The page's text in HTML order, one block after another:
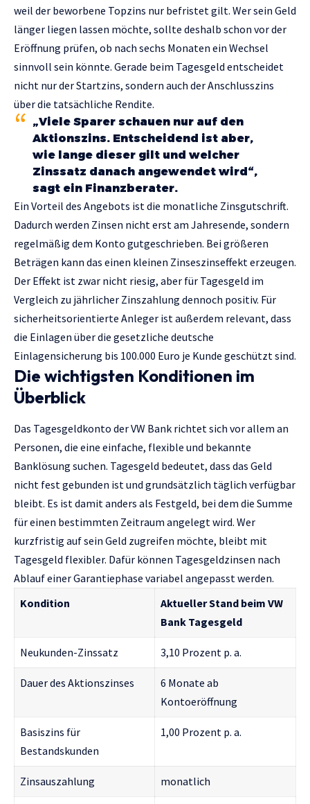
weil der beworbene Topzins nur befristet gilt. Wer sein Geld
länger liegen lassen möchte, sollte deshalb schon vor der
Eröffnung prüfen, ob nach sechs Monaten ein Wechsel
sinnvoll sein könnte. Gerade beim Tagesgeld entscheidet
nicht nur der Startzins, sondern auch der Anschlusszins
über die tatsächliche Rendite.
„Viele Sparer schauen nur auf den
Aktionszins. Entscheidend ist aber,
wie lange dieser gilt und welcher
Zinssatz danach angewendet wird“,
sagt ein Finanzberater.
Ein Vorteil des Angebots ist die monatliche Zinsgutschrift.
Dadurch werden Zinsen nicht erst am Jahresende, sondern
regelmäßig dem Konto gutgeschrieben. Bei größeren
Beträgen kann das einen kleinen Zinseszinseffekt erzeugen.
Der Effekt ist zwar nicht riesig, aber für Tagesgeld im
Vergleich zu jährlicher Zinszahlung dennoch positiv. Für
sicherheitsorientierte Anleger ist außerdem relevant, dass
die Einlagen über die gesetzliche deutsche
Einlagensicherung bis 100.000 Euro je Kunde geschützt sind.
Die wichtigsten Konditionen im
Überblick
Das Tagesgeldkonto der VW Bank richtet sich vor allem an
Personen, die eine einfache, flexible und bekannte
Banklösung suchen. Tagesgeld bedeutet, dass das Geld
nicht fest gebunden ist und grundsätzlich täglich verfügbar
bleibt. Es ist damit anders als Festgeld, bei dem die Summe
für einen bestimmten Zeitraum angelegt wird. Wer
kurzfristig auf sein Geld zugreifen möchte, bleibt mit
Tagesgeld flexibler. Dafür können Tagesgeldzinsen nach
Ablauf einer Garantiephase variabel angepasst werden.
Kondition
Aktueller Stand beim VW
Bank Tagesgeld
Neukunden-Zinssatz 3,10 Prozent p. a.
Dauer des Aktionszinses
6 Monate ab
Kontoeröffnung
Basiszins für
Bestandskunden
1,00 Prozent p. a.
Zinsauszahlung monatlich